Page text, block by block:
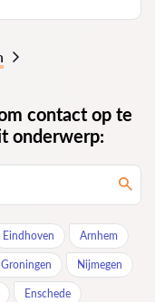
contact op te
onderwerp:
Eindhoven Arnhem
Groningen Nijmegen
Enschede